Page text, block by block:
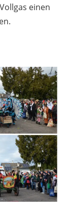
einen